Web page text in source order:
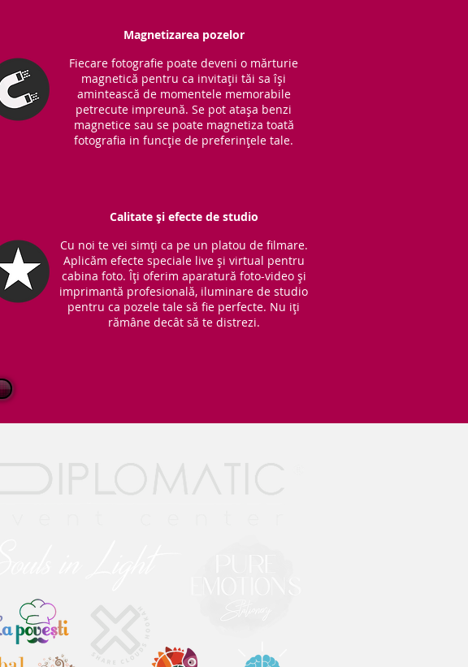
Magnetizarea pozelor
Fiecare fotografie poate deveni o mărturie
magnetică pentru ca invitații tăi sa își
amintească de momentele memorabile
petrecute impreună. Se pot atașa benzi
magnetice sau se poate magnetiza toată
fotografia in funcție de preferințele tale.
Calitate și efecte de studio
Cu noi te vei simți ca pe un platou de filmare.
Aplicăm efecte speciale live și virtual pentru
cabina foto. Îți oferim aparatură foto-video și
imprimantă profesională, iluminare de studio
pentru ca pozele tale să fie perfecte. Nu iți
rămâne decât să te distrezi.